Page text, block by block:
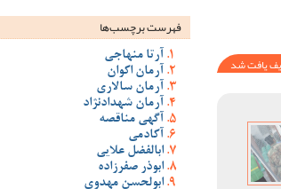
فهرست برچسب‌ها
آرتا منهاجی
آرمان اکوان
آرمان سالاری
آرمان شهدادنژاد
آگهی مناقصه
آکادمی
ابالفضل علایی
ابوذر صفرزاده
ابولحسن مهدوی